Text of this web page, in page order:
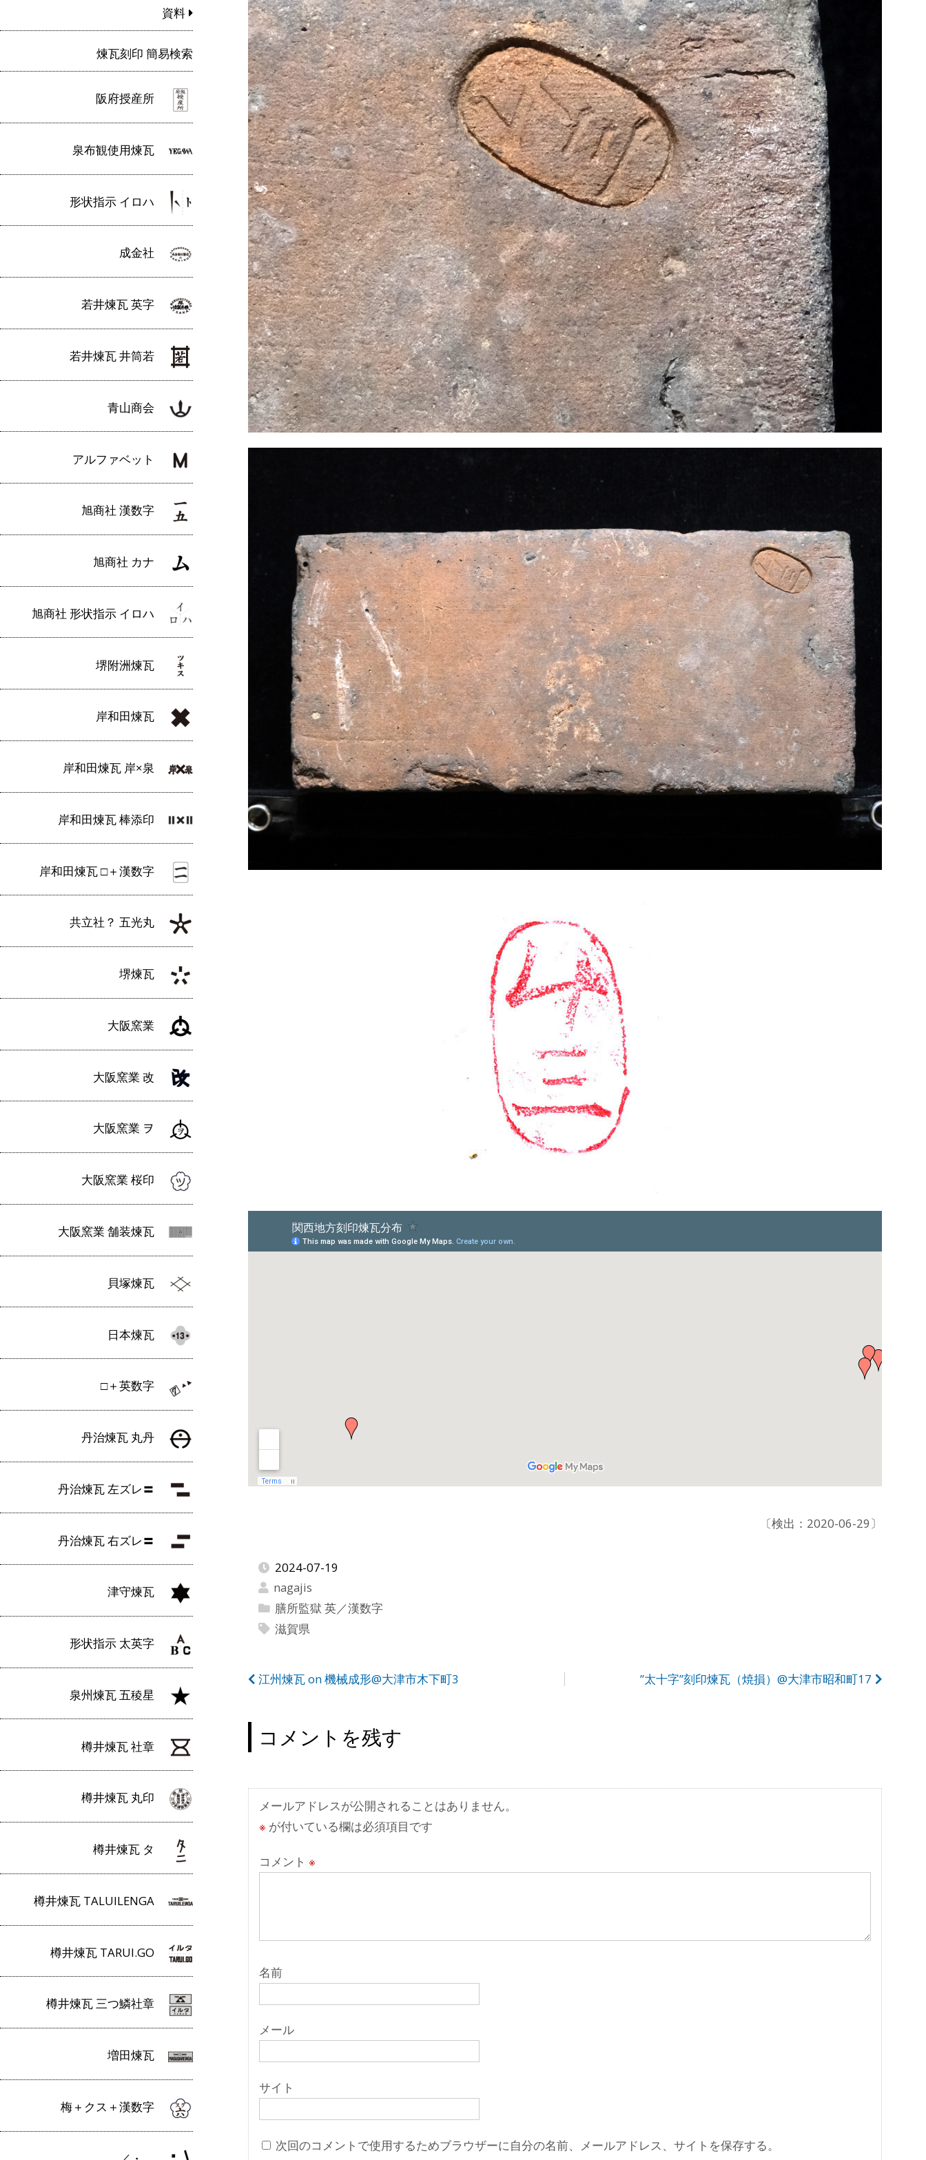
資料
煉瓦刻印 簡易検索
阪府授産所
泉布観使用煉瓦
形状指示 イロハ
成金社
若井煉瓦 英字
若井煉瓦 井筒若
青山商会
アルファベット
旭商社 漢数字
旭商社 カナ
旭商社 形状指示 イロハ
堺附洲煉瓦
岸和田煉瓦
岸和田煉瓦 岸×泉
岸和田煉瓦 棒添印
岸和田煉瓦 □＋漢数字
共立社？ 五光丸
堺煉瓦
大阪窯業
大阪窯業 改
大阪窯業 ヲ
大阪窯業 桜印
大阪窯業 舗装煉瓦
貝塚煉瓦
日本煉瓦
□＋英数字
丹治煉瓦 丸丹
丹治煉瓦 左ズレ〓
丹治煉瓦 右ズレ〓
津守煉瓦
形状指示 太英字
泉州煉瓦 五稜星
樽井煉瓦 社章
樽井煉瓦 丸印
樽井煉瓦 タ
樽井煉瓦 TALUILENGA
樽井煉瓦 TARUI.GO
樽井煉瓦 三つ鱗社章
増田煉瓦
梅＋クス＋漢数字
〔検出：2020-06-29〕
2024-07-19
nagajis
膳所監獄 英／漢数字
滋賀県
投
ナ
ビ
ゲ
ー
シ
ョ
ン
”太十字”刻印煉瓦（焼損）@大津市昭和町17
江州煉瓦 on 機械成形@大津市木下町3
コメントを残す
メールアドレスが公開されることはありません。
※ が付いている欄は必須項目です
コメント ※
名前
メール
サイト
次回のコメントで使用するためブラウザーに自分の名前、メールアドレス、サイトを保存する。